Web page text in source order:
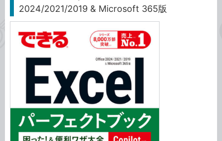
2024/2021/2019 & Microsoft 365版